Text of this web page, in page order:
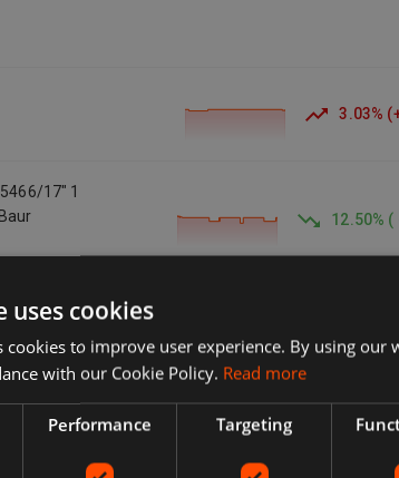
3.03% (
17" 1
12.50% (
19.42
uses cookies
cookies to improve user experience. By using our
with our Cookie Policy. Read more
Performance Targeting